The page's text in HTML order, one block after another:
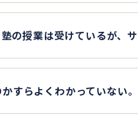
の授業は受けているが、
すらよくわかっていな